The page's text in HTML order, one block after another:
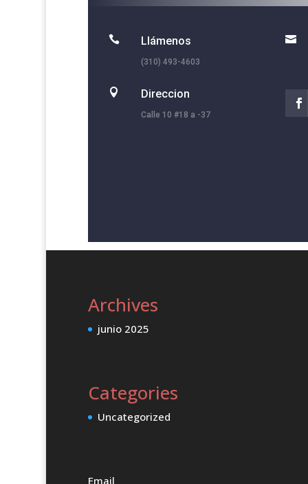
 Llámenos
(310) 493-4603
 Direccion
Calle 10 #18 a -37

Archives
junio 2025
Categories
Uncategorized
Email